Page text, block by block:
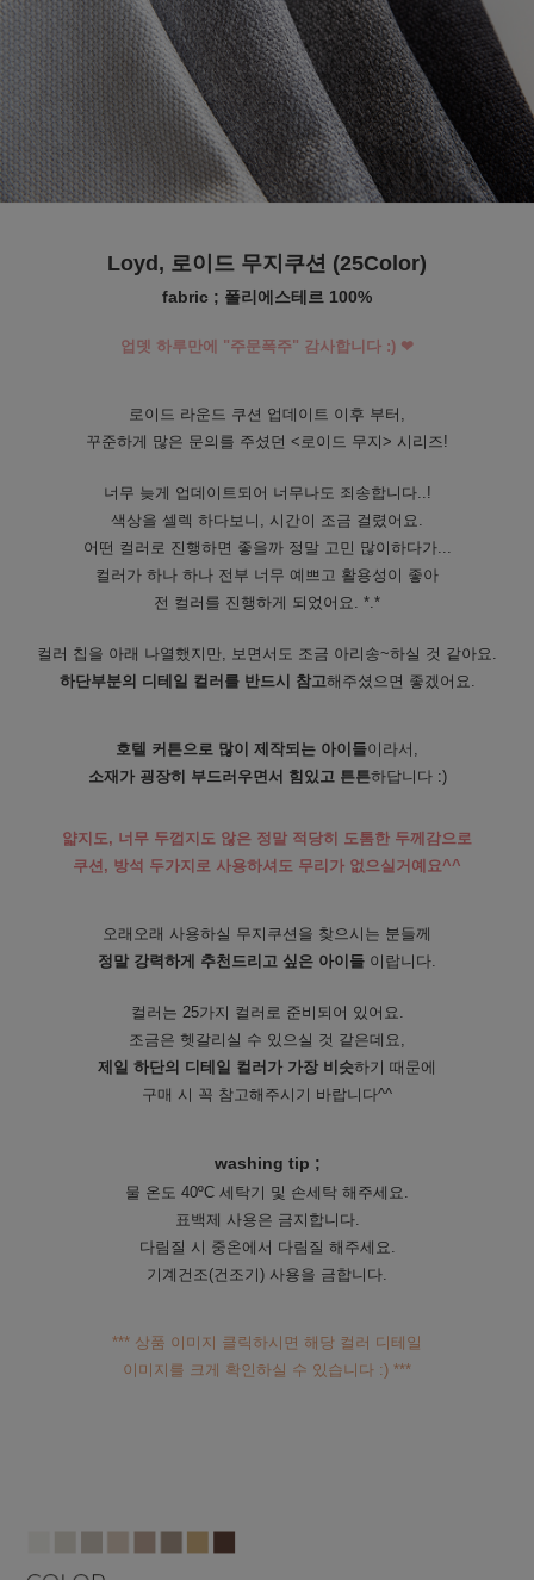
Loyd, 로이드 무지쿠션 (25Color)
fabric ; 폴리에스테르 100%
업뎃 하루만에 "주문폭주" 감사합니다 :) ❤
로이드 라운드 쿠션 업데이트 이후 부터,
꾸준하게 많은 문의를 주셨던 <로이드 무지> 시리즈!
너무 늦게 업데이트되어 너무나도 죄송합니다..!
색상을 셀렉 하다보니, 시간이 조금 걸렸어요.
어떤 컬러로 진행하면 좋을까 정말 고민 많이하다가...
컬러가 하나 하나 전부 너무 예쁘고 활용성이 좋아
전 컬러를 진행하게 되었어요. *.*
컬러 칩을 아래 나열했지만, 보면서도 조금 아리송~하실 것 같아요.
하단부분의 디테일 컬러를 반드시 참고해주셨으면 좋겠어요.
호텔 커튼으로 많이 제작되는 아이들이라서,
소재가 굉장히 부드러우면서 힘있고 튼튼하답니다 :)
얇지도, 너무 두껍지도 않은 정말 적당히 도톰한 두께감으로
쿠션, 방석 두가지로 사용하셔도 무리가 없으실거예요^^
오래오래 사용하실 무지쿠션을 찾으시는 분들께
정말 강력하게 추천드리고 싶은 아이들 이랍니다.
컬러는 25가지 컬러로 준비되어 있어요.
조금은 헷갈리실 수 있으실 것 같은데요,
제일 하단의 디테일 컬러가 가장 비슷하기 때문에
구매 시 꼭 참고해주시기 바랍니다^^
washing tip ;
물 온도 40ºC 세탁기 및 손세탁 해주세요.
표백제 사용은 금지합니다.
다림질 시 중온에서 다림질 해주세요.
기계건조(건조기) 사용을 금합니다.
*** 상품 이미지 클릭하시면 해당 컬러 디테일
이미지를 크게 확인하실 수 있습니다 :) ***